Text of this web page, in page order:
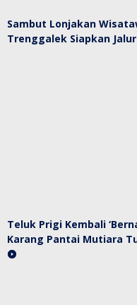
Sambut Lonjakan
Trenggalek Siapkan
Teluk Prigi Kembali
Karang Pantai Mutiara